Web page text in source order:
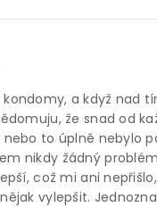
kondomy, a když nad
že snad od
to úplně nebylo
nikdy žádný
což mi ani
vylepšit.